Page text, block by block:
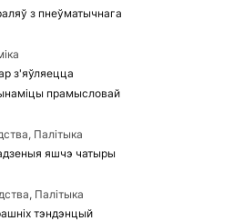
з пнеўматычнага
з'яўляецца
прамысловай
Палітыка
яшчэ чатыры
Палітыка
тэндэнцый